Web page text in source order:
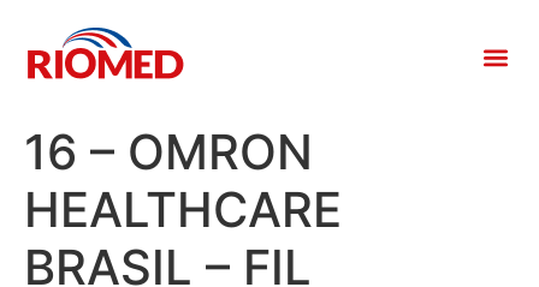
16 – OMRON
HEALTHCARE
BRASIL – FIL